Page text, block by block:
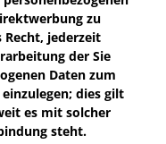
zu
Recht, jederzeit
der Sie
Daten zum
dies gilt
es mit solcher
steht.